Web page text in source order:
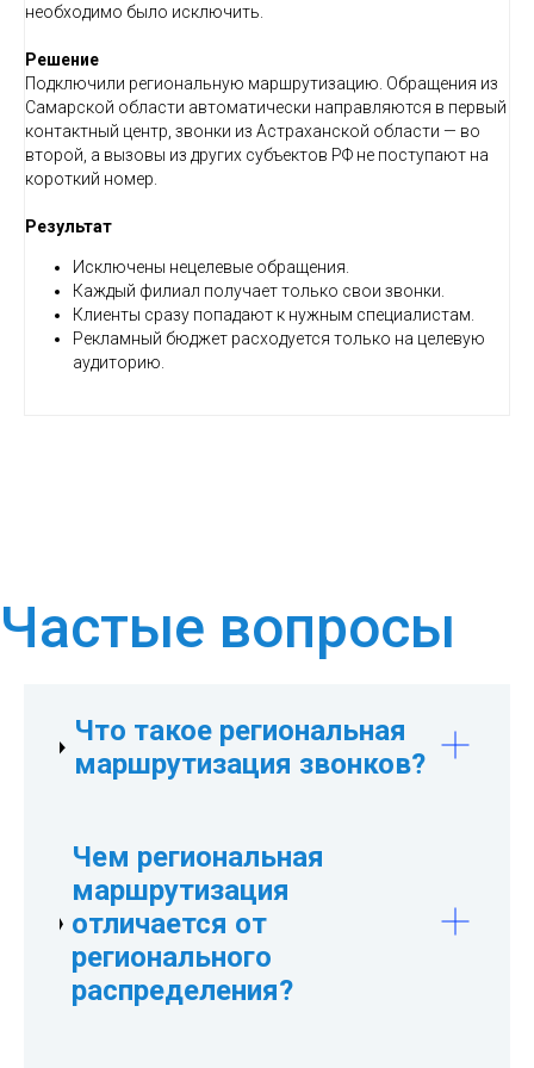
необходимо было исключить.
Решение
Подключили региональную маршрутизацию. Обращения из
Самарской области автоматически направляются в первый
контактный центр, звонки из Астраханской области — во
второй, а вызовы из других субъектов РФ не поступают на
короткий номер.
Результат
Исключены нецелевые обращения.
Каждый филиал получает только свои звонки.
Клиенты сразу попадают к нужным специалистам.
Рекламный бюджет расходуется только на целевую
аудиторию.
Частые вопросы
Что такое региональная
маршрутизация звонков?
позволяет ограничить доступность
номера определёнными регионами и
одновременно настроить отдельные
маршруты обработки звонков для
каждого из них.
Чем региональная
маршрутизация
отличается от
регионального
распределения?